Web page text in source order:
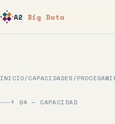
A2 Big Data
INICIO/CAPACIDADES /
§ 04 — CAPACIDAD